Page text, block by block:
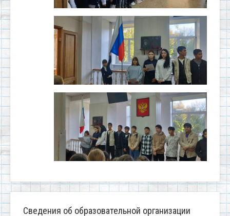
Сведения об образовательной организации